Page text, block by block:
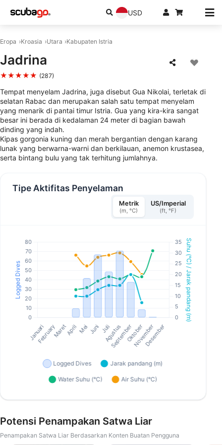
USD
Eropa Kroasia Utara Kabupaten Istria
Jadrina
★★★★★ (287)
Tempat menyelam Jadrina, juga disebut Gua Nikolai, terletak di
selatan Rabac dan merupakan salah satu tempat menyelam
yang menarik di pantai timur Istria. Gua yang kira-kira sangat
besar ini berada di kedalaman 24 meter di bagian bawah
dinding yang indah.
Kipas gorgonia kuning dan merah bergantian dengan karang
lunak yang berwarna-warni dan berkilauan, anemon krustasea,
serta bintang bulu yang tak terhitung jumlahnya.
Tipe Aktifitas Penyelaman
Metrik
(m, °C)
US/Imperial
(ft, °F)
Potensi Penampakan Satwa Liar
Penampakan Satwa Liar Berdasarkan Konten Buatan Pengguna